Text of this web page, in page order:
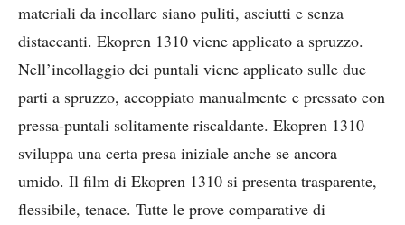
materiali da incollare siano puliti, asciutti e senza
distaccanti. Ekopren 1310 viene applicato a spruzzo.
Nell’incollaggio dei puntali viene applicato sulle due
parti a spruzzo, accoppiato manualmente e pressato con
pressa-puntali solitamente riscaldante. Ekopren 1310
sviluppa una certa presa iniziale anche se ancora
umido. Il film di Ekopren 1310 si presenta trasparente,
flessibile, tenace. Tutte le prove comparative di